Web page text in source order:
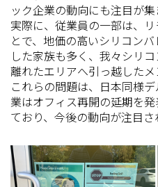
ック企業の動向にも注目が集
実際に、従業員の一部は、
とで、地価の高いシリコン
した家族も多く、我々シリ
離れたエリアへ引っ越したメ
これらの問題は、日本同様
業はオフィス再開の延期を
ており、今後の動向が注目さ